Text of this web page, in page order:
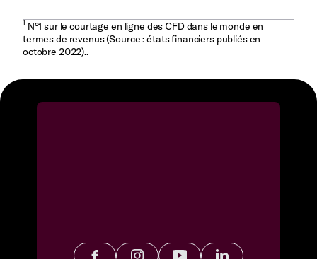
1N°1 sur le courtage en ligne des CFD dans le monde en
termes de revenus (Source : états financiers publiés en
octobre 2022)..